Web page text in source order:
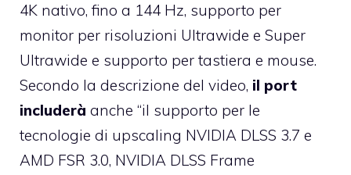
4K nativo, fino a 144 Hz, supporto per
monitor per risoluzioni Ultrawide e Super
Ultrawide e supporto per tastiera e mouse.
Secondo la descrizione del video, il port
includerà anche “il supporto per le
tecnologie di upscaling NVIDIA DLSS 3.7 e
AMD FSR 3.0, NVIDIA DLSS Frame